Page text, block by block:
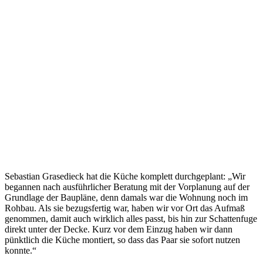
Sebastian Grasedieck hat die Küche komplett durchgeplant: „Wir
begannen nach ausführlicher Beratung mit der Vorplanung auf der
Grundlage der Baupläne, denn damals war die Wohnung noch im
Rohbau. Als sie bezugsfertig war, haben wir vor Ort das Aufmaß
genommen, damit auch wirklich alles passt, bis hin zur Schattenfuge
direkt unter der Decke. Kurz vor dem Einzug haben wir dann
pünktlich die Küche montiert, so dass das Paar sie sofort nutzen
konnte.“